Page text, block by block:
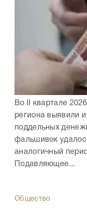
Во II квартале
региона выявили
поддельных
фальшивок
аналогичный
Подавляющее...
Общество